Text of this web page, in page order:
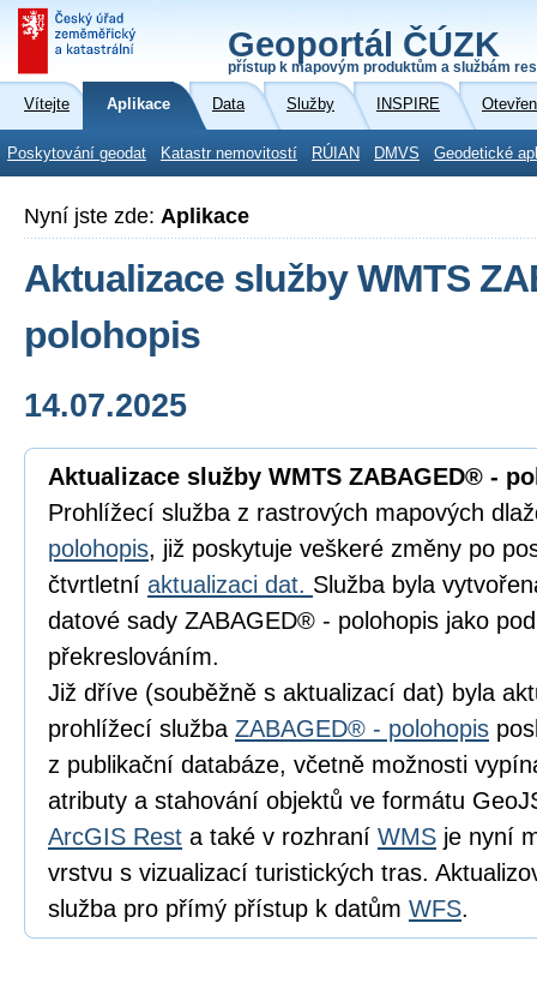
Geoportál ČÚZK
přístup k mapovým produktům a službám
Vítejte Aplikace Data Služby INSPIRE
Poskytování geodat Katastr nemovitostí RÚIAN DMVS Geodetické
Nyní jste zde: Aplikace
Aktualizace služby WMTS
polohopis
14.07.2025
Aktualizace služby WMTS ZABAGED® -
Prohlížecí služba z rastrových mapových
polohopis, již poskytuje veškeré změny po
čtvrtletní aktualizaci dat. Služba byla
datové sady ZABAGED® - polohopis jako
překreslováním.
Již dříve (souběžně s aktualizací dat) byla
prohlížecí služba ZABAGED® - polohopis
z publikační databáze, včetně možnosti
atributy a stahování objektů ve formátu
ArcGIS Rest a také v rozhraní WMS je nyní
vrstvu s vizualizací turistických tras.
služba pro přímý přístup k datům WFS.